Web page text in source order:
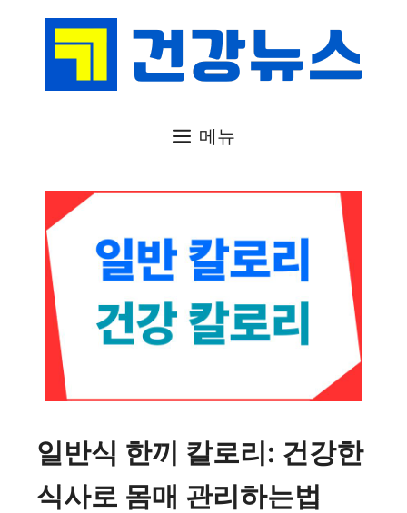
메뉴
일반식 한끼 칼로리: 건강한
식사로 몸매 관리하는법